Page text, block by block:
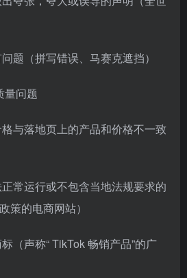
题（拼写错误、马赛克遮挡）
问题
与落地页上的产品和价格不一致
常运行或不包含当地法规要求的
策的电商网站）
（声称“ TikTok 畅销产品”的广